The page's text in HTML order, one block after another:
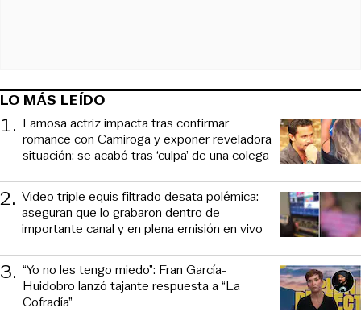
LO MÁS LEÍDO
1. Famosa actriz impacta tras confirmar
romance con Camiroga y exponer reveladora
situación: se acabó tras ‘culpa’ de una colega
2. Video triple equis filtrado desata polémica:
aseguran que lo grabaron dentro de
importante canal y en plena emisión en vivo
3. “Yo no les tengo miedo”: Fran García-
Huidobro lanzó tajante respuesta a “La
Cofradía”